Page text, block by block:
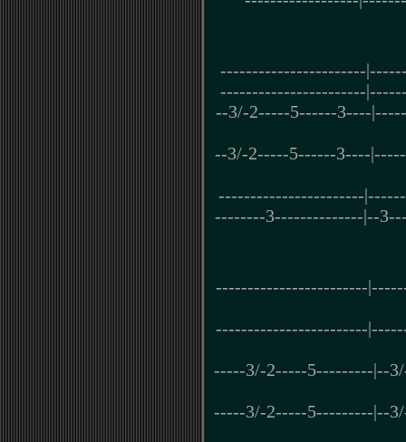
-----------------------
-----------------------
--3/-2-----5------3----
--3/-2-----5------3----
-----------------------
--------3--------------|--
------------------------
------------------------
-----3/-2-----5---------|--
-----3/-2-----5---------|--